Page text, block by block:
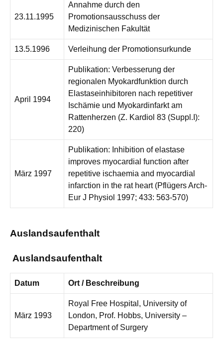
23.11.1995
Annahme durch den
Promotionsausschuss der
Medizinischen Fakultät
13.5.1996 Verleihung der Promotionsurkunde
April 1994
Publikation: Verbesserung der
regionalen Myokardfunktion durch
Elastaseinhibitoren nach repetitiver
Ischämie und Myokardinfarkt am
Rattenherzen (Z. Kardiol 83 (Suppl.I):
220)
März 1997
Publikation: Inhibition of elastase
improves myocardial function after
repetitive ischaemia and myocardial
infarction in the rat heart (Pflügers Arch-
Eur J Physiol 1997; 433: 563-570)
Auslandsaufenthalt
Auslandsaufenthalt
Datum Ort / Beschreibung
März 1993
Royal Free Hospital, University of
London, Prof. Hobbs, University –
Department of Surgery